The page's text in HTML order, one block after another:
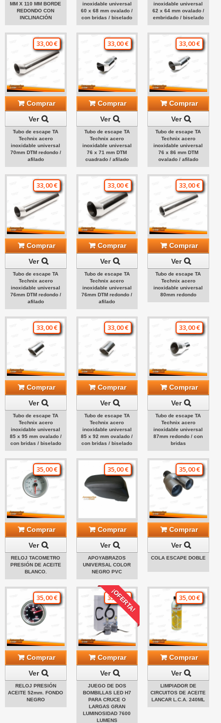
MM X 110 MM BORDE
REDONDO CON
INCLINACIÓN
inoxidable universal
60 x 68 mm ovalado /
con bridas / biselado
inoxidable universal
62 x 64 mm ovalado /
embridado / biselado
33,00 €
Comprar
Ver
Tubo de escape TA
Technix acero
inoxidable universal
70mm DTM redondo /
afilado
33,00 €
Comprar
Ver
Tubo de escape TA
Technix acero
inoxidable universal
76 x 71 mm DTM
cuadrado / afilado
33,00 €
Comprar
Ver
Tubo de escape TA
Technix acero
inoxidable universal
76 x 86 mm DTM
ovalado / afilado
33,00 €
Comprar
Ver
Tubo de escape TA
Technix acero
inoxidable universal
76mm DTM redondo /
afilado
33,00 €
Comprar
Ver
Tubo de escape TA
Technix acero
inoxidable universal
76mm DTM redondo /
afilado
33,00 €
Comprar
Ver
Tubo de escape TA
Technix acero
inoxidable universal
80mm redondo
33,00 €
Comprar
Ver
Tubo de escape TA
Technix acero
inoxidable universal
85 x 95 mm ovalado /
con bridas / biselado
33,00 €
Comprar
Ver
Tubo de escape TA
Technix acero
inoxidable universal
85 x 92 mm ovalado /
con bridas / biselado
33,00 €
Comprar
Ver
Tubo de escape TA
Technix acero
inoxidable universal
87mm redondo / con
bridas
35,00 €
Comprar
Ver
RELOJ TACOMETRO
PRESIÓN DE ACEITE
BLANCO.
35,00 €
Comprar
Ver
APOYABRAZOS
UNIVERSAL COLOR
NEGRO PVC
35,00 €
Comprar
Ver
COLA ESCAPE DOBLE
35,00 €
Comprar
Ver
RELOJ PRESIÓN
ACEITE 52mm. FONDO
NEGRO
¡OFERTA!
35,00 €
Comprar
Ver
JUEGO DE DOS
BOMBILLAS LED H7
PARA CRUCE O
LARGAS GRAN
LUMINOSIDAD 7600
LUMENS
35,00 €
Comprar
Ver
LIMPIADOR DE
CIRCUITOS DE ACEITE
LANCAR L.C.A. 240ML